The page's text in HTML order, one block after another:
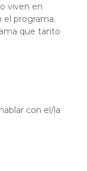
viven en
el programa.
que tanto
con el/la